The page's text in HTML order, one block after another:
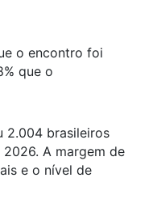
o encontro foi
que o
2.004 brasileiros
A margem de
e o nível de